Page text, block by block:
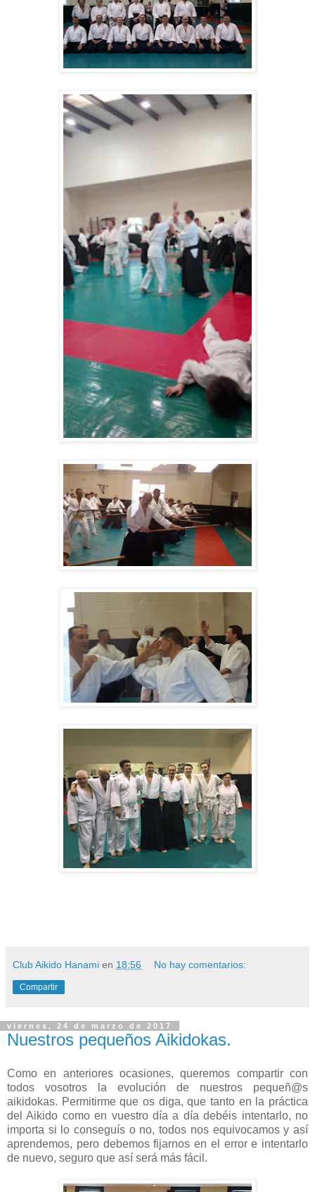
Club Aikido Hanami en 18:56 No hay comentarios:
Compartir
viernes, 24 de marzo de 2017
Nuestros pequeños Aikidokas.
Como en anteriores ocasiones, queremos compartir con
todos vosotros la evolución de nuestros pequeñ@s
aikidokas. Permitirme que os diga, que tanto en la práctica
del Aikido como en vuestro día a día debéis intentarlo, no
importa si lo conseguís o no, todos nos equivocamos y así
aprendemos, pero debemos fijarnos en el error e intentarlo
de nuevo, seguro que así será más fácil.